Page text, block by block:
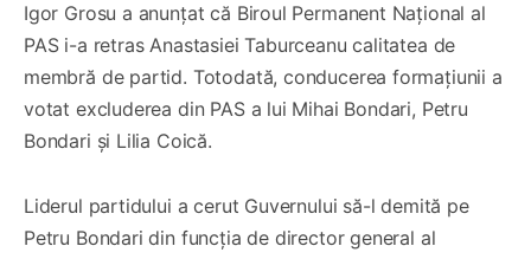
Igor Grosu a anunțat că Biroul Permanent Național al
PAS i-a retras Anastasiei Taburceanu calitatea de
membră de partid. Totodată, conducerea formațiunii a
votat excluderea din PAS a lui Mihai Bondari, Petru
Bondari și Lilia Coică.
Liderul partidului a cerut Guvernului să-l demită pe
Petru Bondari din funcția de director general al